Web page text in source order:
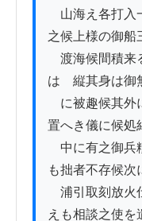
山海え各打入
之候上様の御船
渡海候間積来
はゝ縦其身は御
に被趣候其外
置へき儀に候処
中に有之御兵
も拙者不存候次
浦引取刻放火
えも相談之使を